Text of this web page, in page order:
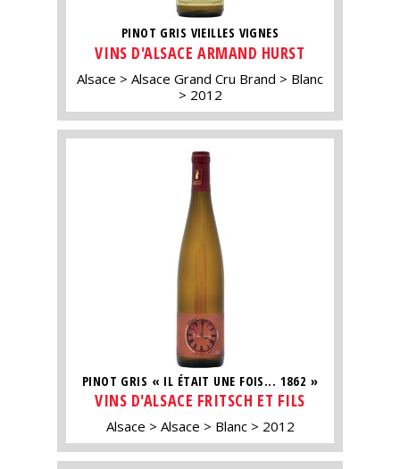
PINOT GRIS VIEILLES VIGNES
VINS D'ALSACE ARMAND HURST
Alsace Alsace Grand Cru Brand
Blanc
2012
PINOT GRIS « IL ÉTAIT UNE FOIS... 1862 »
VINS D'ALSACE FRITSCH ET FILS
Alsace Alsace Blanc 2012